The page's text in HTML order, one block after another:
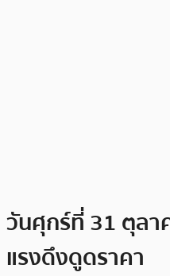
วันศุกร์ที่ 31 ตุลา
แรงดึงดูดราคา